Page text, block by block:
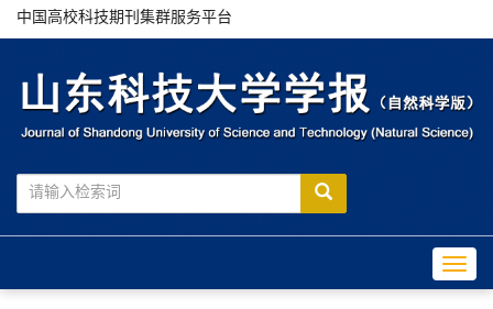
中国高校科技期刊集群服务平台